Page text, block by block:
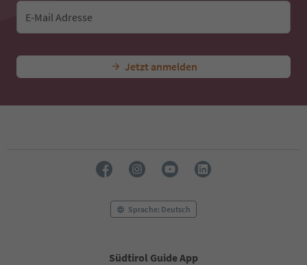
E-Mail Adresse
Jetzt anmelden
Sprache: Deutsch
Südtirol Guide App